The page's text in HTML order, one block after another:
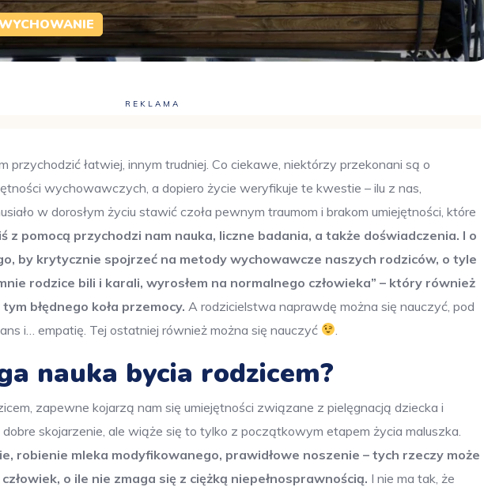
REKLAMA
przychodzić łatwiej, innym trudniej. Co ciekawe, niektórzy przekonani są o
wychowawczych, a dopiero życie weryfikuje te kwestie – ilu z nas,
w dorosłym życiu stawić czoła pewnym traumom i brakom umiejętności, które
z pomocą przychodzi nam nauka, liczne badania, a także doświadczenia. I o
by krytycznie spojrzeć na metody wychowawcze naszych rodziców, o tyle
rodzice bili i karali, wyrosłem na normalnego człowieka” – który również
błędnego koła przemocy. A rodzicielstwa naprawdę można się nauczyć, pod
i… empatię. Tej ostatniej również można się nauczyć
nauka bycia rodzicem?
zapewne kojarzą nam się umiejętności związane z pielęgnacją dziecka i
skojarzenie, ale wiąże się to tylko z początkowym etapem życia maluszka.
robienie mleka modyfikowanego, prawidłowe noszenie – tych rzeczy może
o ile nie zmaga się z ciężką niepełnosprawnością. I nie ma tak, że